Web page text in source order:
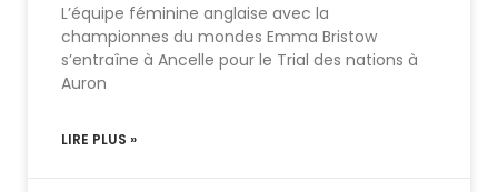
L’équipe féminine anglaise avec la
championnes du mondes Emma Bristow
s’entraîne à Ancelle pour le Trial des nations à
Auron
LIRE PLUS »